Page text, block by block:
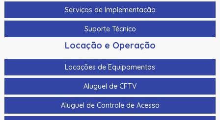
Controladora De Acesso Hikvision Ds-K2604Tmain Board
4 Portas Somente A Placa
Controladora De Acesso Hikvision Ds-K2812 02 Portas
Controladora De Acesso Hikvision Ds-K2814 04 Portas
Controle De Acesso Facial C/ Video Porteiro Hikvision
Ds-K1T342Mfwx Wifi 10.000 Faces Digital
Controle De Acesso Facial C/ Video Porteiro Hikvision
Ds-K1T342Mwx Wifi 10.000 Faces
Serviços de Implementação
Suporte Técnico
Locação e Operação
Locações de Equipamentos
Aluguel de CFTV
Aluguel de Controle de Acesso